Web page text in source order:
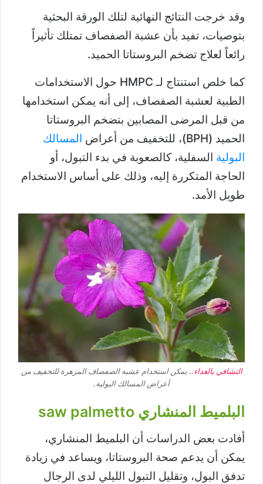
وقد خرجت النتائج النهائية لتلك الورقة البحثية
بتوصيات، تفيد بأن عشبة الصفصاف تمتلك تأثيراً
رائعاً لعلاج تضخم البروستاتا الحميد.
كما خلص استنتاج لـ HMPC حول الاستخدامات
الطبية لعشبة الصفصاف، إلى أنه يمكن استخدامها
من قبل المرضى المصابين بتضخم البروستاتا
الحميد (BPH)، للتخفيف من أعراض
المسالك
البولية السفلية، كالصعوبة في بدء التبول، أو
الحاجة المتكررة إليه، وذلك على أساس الاستخدام
طويل الأمد.
التشافي بالغذاء..يمكن استخدام عشبة الصفصاف المزهرة للتخفيف من
أعراض المسالك البولية.
البلميط المنشاري saw palmetto
أفادت بعض الدراسات أن البلميط المنشاري،
يمكن أن يدعم صحة البروستاتا، ويساعد في زيادة
تدفق البول، وتقليل التبول الليلي لدى الرجال